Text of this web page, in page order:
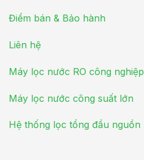
Điểm bán & Bảo hành
Liên hệ
Máy lọc nước RO công nghiệp
Máy lọc nước công suất lớn
Hệ thống lọc tổng đầu nguồn